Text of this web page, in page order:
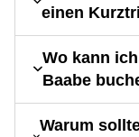
einen
Wo kann
Baabe
Warum